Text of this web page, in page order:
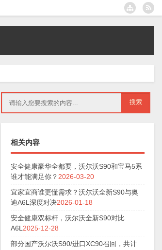
相关内容
安全健康豪华全都要，沃尔沃S90和宝马5系
谁才能满足你？ 2026-03-20
宜家宜商谁更懂需求？沃尔沃全新S90与奥
迪A6L深度对决2026-01-18
安全健康双标杆，沃尔沃全新S90对比
A6L 2025-12-28
部分国产沃尔沃S90/进口XC90召回，共计